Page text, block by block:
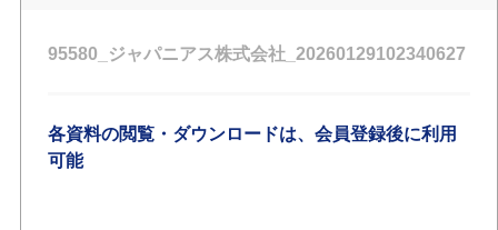
95580_ジャパニアス株式会社_20260129102340627
各資料の閲覧・ダウンロードは、会員登録後に利用
可能